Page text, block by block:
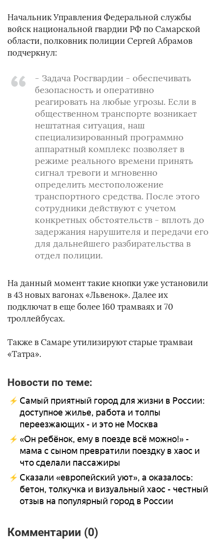
Начальник Управления Федеральной службы
войск национальной гвардии РФ по Самарской
области, полковник полиции Сергей Абрамов
подчеркнул:
- Задача Росгвардии - обеспечивать
безопасность и оперативно
реагировать на любые угрозы. Если в
общественном транспорте возникает
нештатная ситуация, наш
специализированный программно
аппаратный комплекс позволяет в
режиме реального времени принять
сигнал тревоги и мгновенно
определить местоположение
транспортного средства. После этого
сотрудники действуют с учетом
конкретных обстоятельств - вплоть до
задержания нарушителя и передачи его
для дальнейшего разбирательства в
отдел полиции.
На данный момент такие кнопки уже установили
в 43 новых вагонах «Львенок». Далее их
подключат в еще более 160 трамваях и 70
троллейбусах.
Также в Самаре утилизируют старые трамваи
«Татра».
Новости по теме:
Самый приятный город для жизни в России:
доступное жилье, работа и толпы
переезжающих - и это не Москва
«Он ребёнок, ему в поезде всё можно!» -
мама с сыном превратили поездку в хаос и
что сделали пассажиры
Сказали «европейский уют», а оказалось:
бетон, толкучка и визуальный хаос - честный
отзыв на популярный город в России
Комментарии (0)